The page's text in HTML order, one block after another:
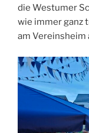
die Westumer
wie immer ganz
am Vereinsheim